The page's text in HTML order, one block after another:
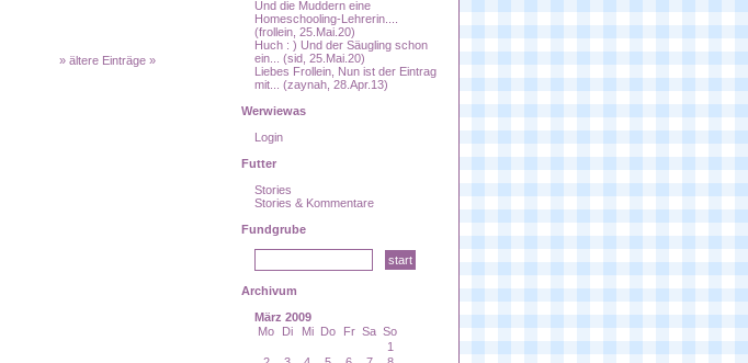
» ältere Einträge »
Und die Muddern eine
Homeschooling-Lehrerin....
(frollein, 25.Mai.20)
Huch : ) Und der Säugling schon
ein...
(sid, 25.Mai.20)
Liebes Frollein, Nun ist der Eintrag
mit...
(zaynah, 28.Apr.13)
Werwiewas
Login
Futter
Stories
Stories & Kommentare
Fundgrube
Archivum
März 2009
Mo
Di Mi Do Fr Sa So
1